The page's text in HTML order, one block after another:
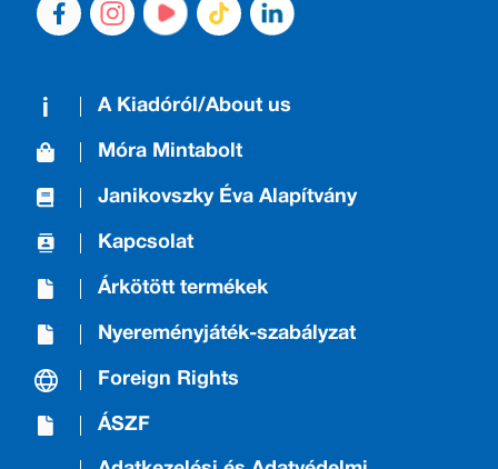
A Kiadóról/About us
Móra Mintabolt
Janikovszky Éva Alapítvány
Kapcsolat
Árkötött termékek
Nyereményjáték-szabályzat
Foreign Rights
ÁSZF